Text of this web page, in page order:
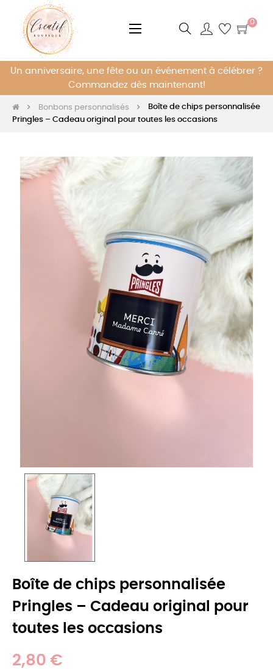
Basculer
☰
0
Un anniversaire, une fête ou un événement à célébrer ?
Commandez dès maintenant!
Bonbons personnalisés
Boîte de chips personnalisée
Pringles – Cadeau original pour toutes les occasions
Boîte de chips personnalisée
Pringles – Cadeau original pour
toutes les occasions
2,80 €